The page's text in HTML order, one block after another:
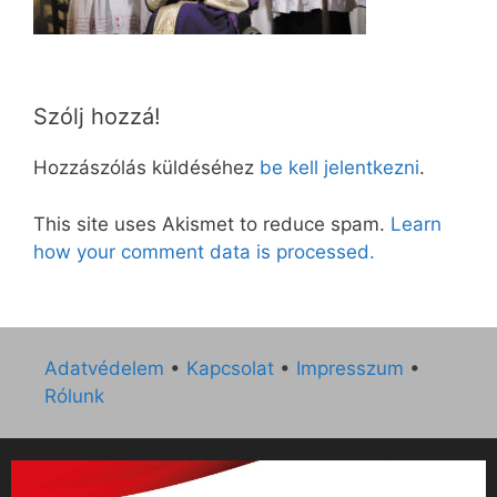
Szólj hozzá!
Hozzászólás küldéséhez be kell jelentkezni.
This site uses Akismet to reduce spam. Learn
how your comment data is processed.
Adatvédelem • Kapcsolat • Impresszum •
Rólunk